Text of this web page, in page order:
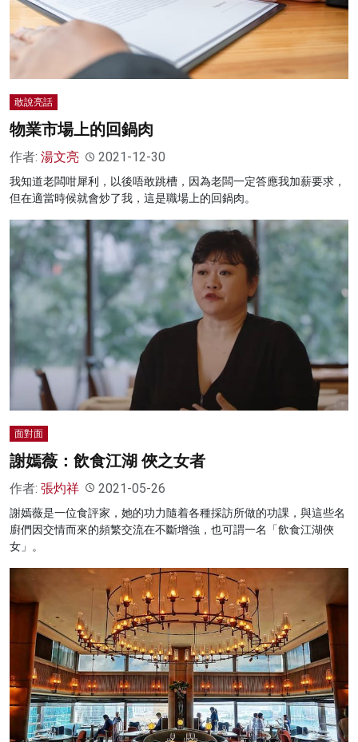
敢說亮話
物業市場上的回鍋肉
作者: 湯文亮 2021-12-30
我知道老闆咁犀利，以後唔敢跳槽，因為老闆一定答應我加薪要求，
但在適當時候就會炒了我，這是職場上的回鍋肉。
面對面
謝嫣薇：飲食江湖 俠之女者
作者: 張灼祥 2021-05-26
謝嫣薇是一位食評家，她的功力隨着各種採訪所做的功課，與這些名
廚們因交情而來的頻繁交流在不斷增強，也可謂一名「飲食江湖俠
女」。